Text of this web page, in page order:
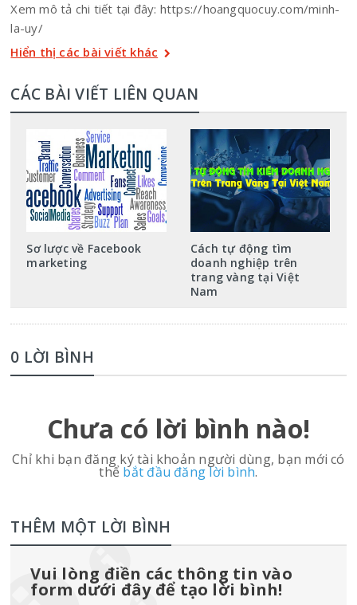
Xem mô tả chi tiết tại đây: https://hoangquocuy.com/minh-
la-uy/
Hiển thị các bài viết khác
CÁC BÀI VIẾT LIÊN QUAN
Sơ lược về Facebook
marketing
Cách tự động tìm
doanh nghiệp trên
trang vàng tại Việt
Nam
0 LỜI BÌNH
Chưa có lời bình nào!
Chỉ khi bạn đăng ký tài khoản người dùng, bạn mới có
thể bắt đầu đăng lời bình.
THÊM MỘT LỜI BÌNH
Vui lòng điền các thông tin vào
form dưới đây để tạo lời bình!